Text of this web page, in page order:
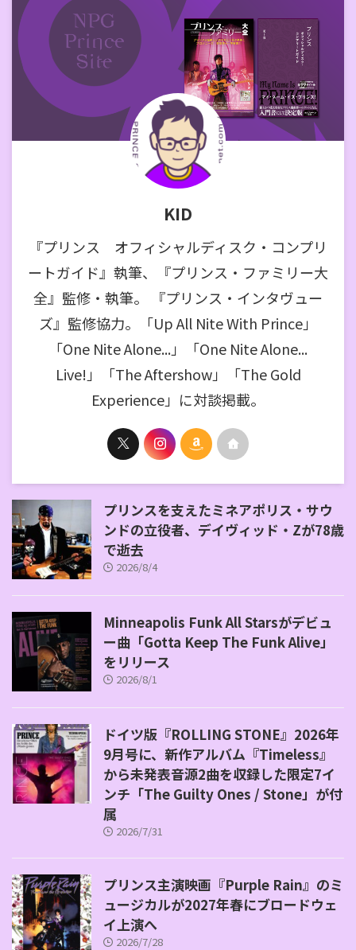
KID
『プリンス オフィシャルディスク・コンプリ
ートガイド』執筆、『プリンス・ファミリー大
全』監修・執筆。 『プリンス・インタヴュー
ズ』監修協力。「Up All Nite With Prince」
「One Nite Alone...」「One Nite Alone...
Live!」「The Aftershow」「The Gold
Experience」に対談掲載。
プリンスを支えたミネアポリス・サウ
ンドの立役者、デイヴィッド・Zが78歳
で逝去
2026/8/4
Minneapolis Funk All Starsがデビュ
ー曲「Gotta Keep The Funk Alive」
をリリース
2026/8/1
ドイツ版『ROLLING STONE』2026年
9月号に、新作アルバム『Timeless』
から未発表音源2曲を収録した限定7イ
ンチ「The Guilty Ones / Stone」が付
属
2026/7/31
プリンス主演映画『Purple Rain』のミ
ュージカルが2027年春にブロードウェ
イ上演へ
2026/7/28